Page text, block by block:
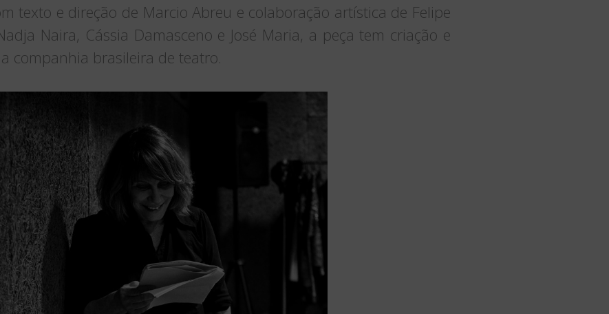
texto e direção de Marcio Abreu e colaboração artística de Felipe
Naira, Cássia Damasceno e José Maria, a peça tem criação e
companhia brasileira de teatro.